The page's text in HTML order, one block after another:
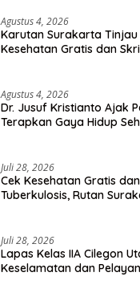
Agustus 4, 2026
Karutan Surakarta Tinjau
Kesehatan Gratis dan
Agustus 4, 2026
Dr. Jusuf Kristianto Ajak
Terapkan Gaya Hidup
Juli 28, 2026
Cek Kesehatan Gratis
Tuberkulosis, Rutan
Juli 28, 2026
Lapas Kelas IIA Cilegon
Keselamatan dan